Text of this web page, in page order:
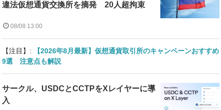
違法仮想通貨交換所を摘発 20人超拘束
08/08 13:00
【注目】:
【2026年8月最新】仮想通貨取引所のキャンペーンおすすめ
9選 注意点も解説
サークル、USDCとCCTPをXレイヤーに導
入